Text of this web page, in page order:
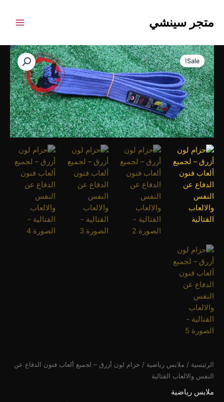
المحتوى
متجر سينشي
Sale!
الرئيسية / ملابس رياضية / حزام لون أزرق – لجميع ألعاب فنون الدفاع عن
النفس والالعاب القتالية
ملابس رياضية
السعر
الأصلي
هو:
85,00 EGP.
السعر
الحالي
هو:
75,00 EGP.
كمية
حزام
لون
أزرق
–
لجميع
ألعاب
فنون
الدفاع
عن
النفس
والالعاب
القتالية